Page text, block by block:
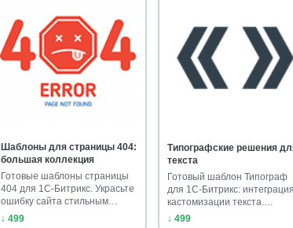
Шаблоны для страницы 404:
большая коллекция
Готовые шаблоны страницы
404 для 1С-Битрикс. Украсьте
ошибку сайта стильным
диза…
↓ 499
Типографские решения
текста
Готовый шаблон Типограф
для 1С-Битрикс: интеграция
кастомизации текста.
Улучшите…
↓ 499